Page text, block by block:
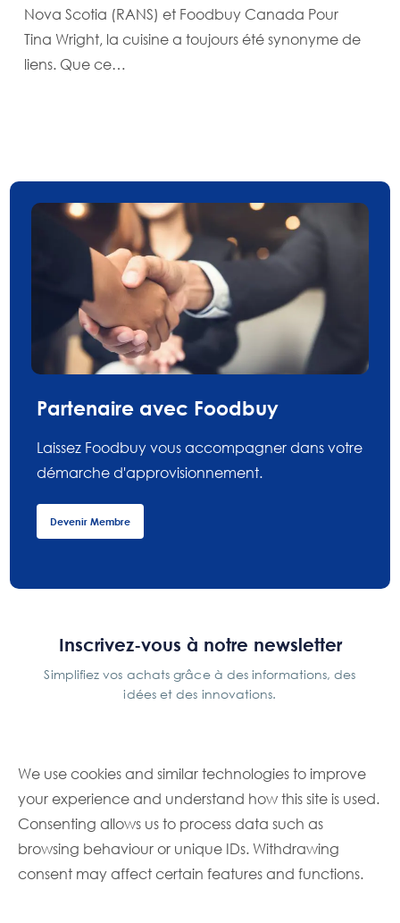
We use cookies and similar technologies to improve
your experience and understand how this site is used.
Consenting allows us to process data such as
browsing behaviour or unique IDs. Withdrawing
consent may affect certain features and functions.
Nova Scotia (RANS) et Foodbuy Canada Pour
Tina Wright, la cuisine a toujours été synonyme de
liens. Que ce…
Partenaire avec Foodbuy
Laissez Foodbuy vous accompagner dans votre
démarche d'approvisionnement.
Devenir Membre
Inscrivez-vous à notre newsletter
Simplifiez vos achats grâce à des informations, des
idées et des innovations.
info@foodbuy.ca